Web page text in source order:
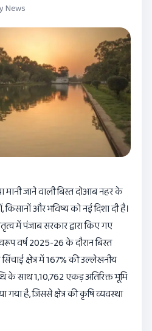
News
मानी जाने वाली बिस्त दोआब नहर के
किसानों और भविष्य को नई दिशा दी है।
में पंजाब सरकार द्वारा किए गए
वर्ष 2025-26 के दौरान बिस्त
क्षेत्र में 167% की उल्लेखनीय
के साथ 1,10,762 एकड़ अतिरिक्त भूमि
गया है, जिससे क्षेत्र की कृषि व्यवस्था